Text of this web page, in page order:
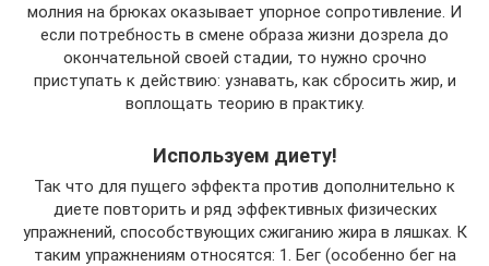
молния на брюках оказывает упорное сопротивление. И
если потребность в смене образа жизни дозрела до
окончательной своей стадии, то нужно срочно
приступать к действию: узнавать, как сбросить жир, и
воплощать теорию в практику.
Используем диету!
Так что для пущего эффекта против дополнительно к
диете повторить и ряд эффективных физических
упражнений, способствующих сжиганию жира в ляшках. К
таким упражнениям относятся: 1. Бег (особенно бег на